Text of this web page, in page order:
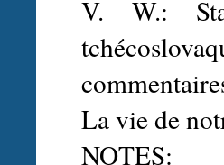
V. W.:
La vie de
NOTES: